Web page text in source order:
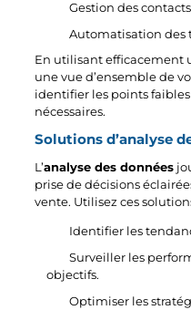
Gestion des
Automatisation des
En utilisant efficacement
une vue d’ensemble de
identifier les points
nécessaires.
Solutions d’analyse
L’analyse des données
prise de décisions
vente. Utilisez ces
Identifier les
Surveiller les
objectifs.
Optimiser les